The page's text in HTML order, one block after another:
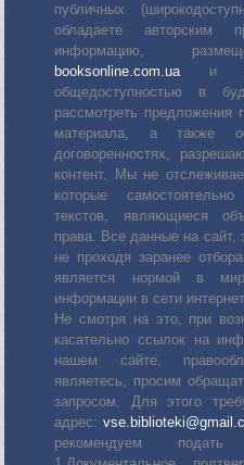
публичных
обладаете
информацию,
booksonline.com.uaи не
общедоступностью в
рассмотреть предложения
материала, а также
договоренностях,
контент. Мы не
которые
текстов, являющиеся
права. Все данные на сайт,
не проходя заранее
является нормой в
информации в сети
Не смотря на это, при
касательно ссылок на
нашем сайте,
являетесь, просим
запросом. Для этого
адрес:
рекомендуем